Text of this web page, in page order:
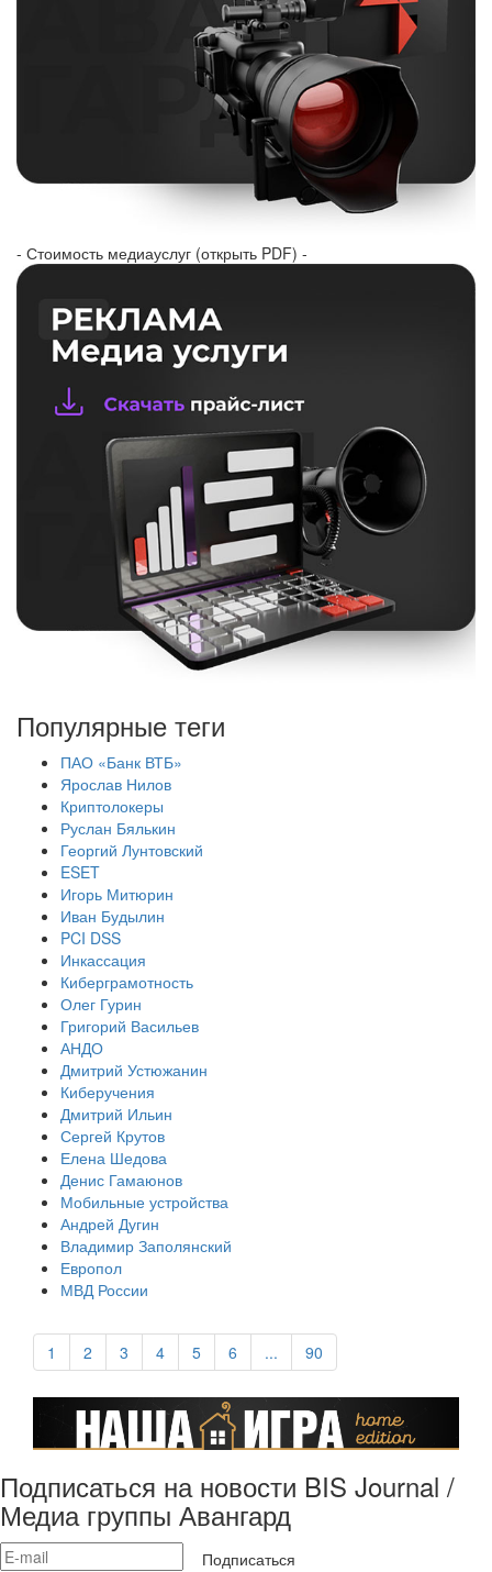
- Стоимость медиауслуг (открыть PDF) -
Популярные теги
ПАО «Банк ВТБ»
Ярослав Нилов
Криптолокеры
Руслан Бялькин
Георгий Лунтовский
ESET
Игорь Митюрин
Иван Будылин
PCI DSS
Инкассация
Киберграмотность
Олег Гурин
Григорий Васильев
АНДО
Дмитрий Устюжанин
Киберучения
Дмитрий Ильин
Сергей Крутов
Елена Шедова
Денис Гамаюнов
Мобильные устройства
Андрей Дугин
Владимир Заполянский
Европол
МВД России
1 2 3 4 5 6 ... 90
Подписаться на новости BIS Journal /
Медиа группы Авангард
Подписаться